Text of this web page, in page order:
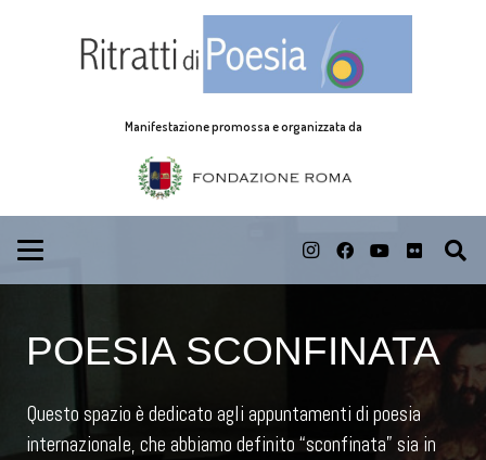
Manifestazione promossa e organizzata da
POESIA SCONFINATA
Questo spazio è dedicato agli appuntamenti di poesia
internazionale, che abbiamo definito “sconfinata” sia in